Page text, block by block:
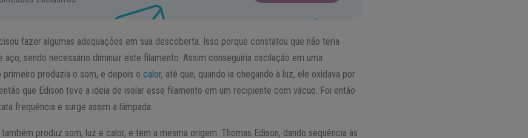
fazer algumas adequações em sua descoberta. Isso porque constatou que não teria
sendo necessário diminuir este filamento. Assim conseguiria oscilação em uma
primeiro produzia o som, e depois ocalor, até que, quando ia chegando à luz, ele oxidava por
que Edison teve a ideia de isolar esse filamento em um recipiente com vácuo. Foi então
frequência e surge assim a lâmpada.
produz som, luz e calor, e tem a mesma origem. Thomas Edison, dando sequência às